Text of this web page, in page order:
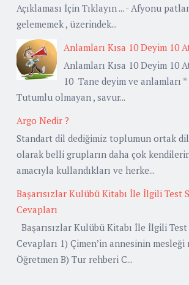
Açıklaması İçin Tıklayın ... - Afyonu
gelememek , üzerindek...
Anlamları Kısa 10 Deyim 10
Anlamları Kısa 10 Deyim 10
10 Tane deyim ve anlamları
Tutumlu olmayan , savur...
Argo Nedir ?
Standart dil dediğimiz toplumun ortak
olarak belli grupların daha çok
amacıyla kullandıkları ve herke...
Başarısızlar Kulübü Kitabı İle İlgili Test
Cevapları
Başarısızlar Kulübü Kitabı İle İlgili Test
Cevapları 1) Çimen’in annesinin mesleği
Öğretmen B) Tur rehberi C...